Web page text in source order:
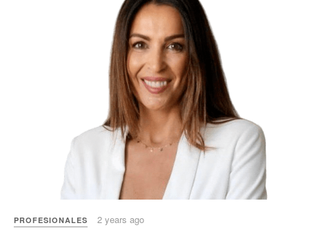
PROFESIONALES 2 years ago